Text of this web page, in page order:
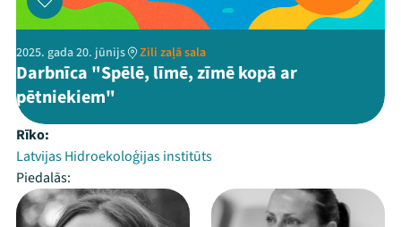
2025. gada 20. jūnijs Zili zaļā sala
Darbnīca "Spēlē, līmē, zīmē kopā ar
pētniekiem"
Rīko:
Latvijas Hidroekoloģijas institūts
Piedalās: